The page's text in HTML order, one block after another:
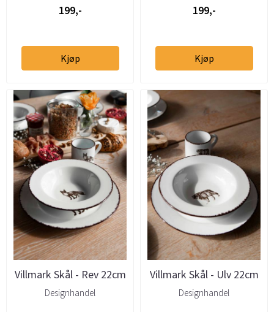
199,-
Kjøp
199,-
Kjøp
Villmark Skål - Rev 22cm
Designhandel
Villmark Skål - Ulv 22cm
Designhandel